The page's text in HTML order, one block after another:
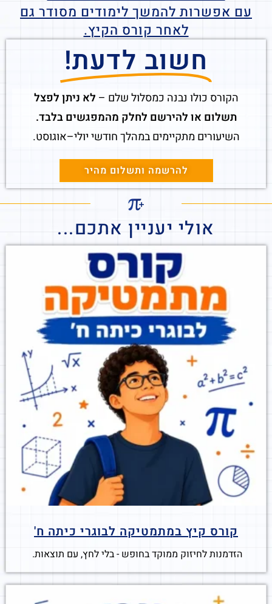
עם אפשרות להמשך לימודים מסודר גם
לאחר קורס הקיץ.
חשוב לדעת!
הקורס כולו נבנה כמסלול שלם – לא ניתן לפצל
תשלום או להירשם לחלק מהמפגשים בלבד.
השיעורים מתקיימים במהלך חודשי יולי–אוגוסט.
להרשמה ותשלום מהיר
אולי יעניין אתכם...
קורס קיץ במתמטיקה לבוגרי כיתה ח'
הזדמנות לחיזוק ממוקד בחופש - בלי לחץ, עם תוצאות.